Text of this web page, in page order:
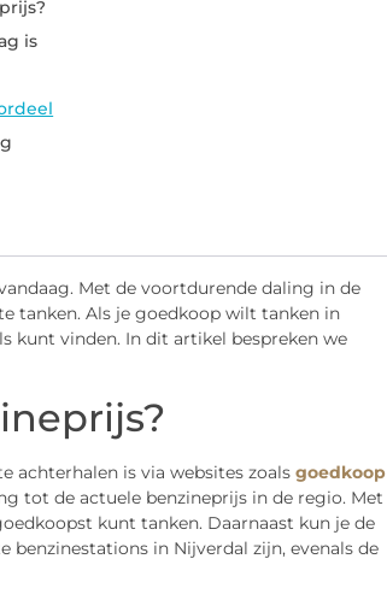
is
Met de voortdurende daling in de
tanken. Als je goedkoop wilt tanken in
kunt vinden. In dit artikel bespreken we
achterhalen is via websites zoals goedkoop
tot de actuele benzineprijs in de regio. Met
kunt tanken. Daarnaast kun je de
in Nijverdal zijn, evenals de